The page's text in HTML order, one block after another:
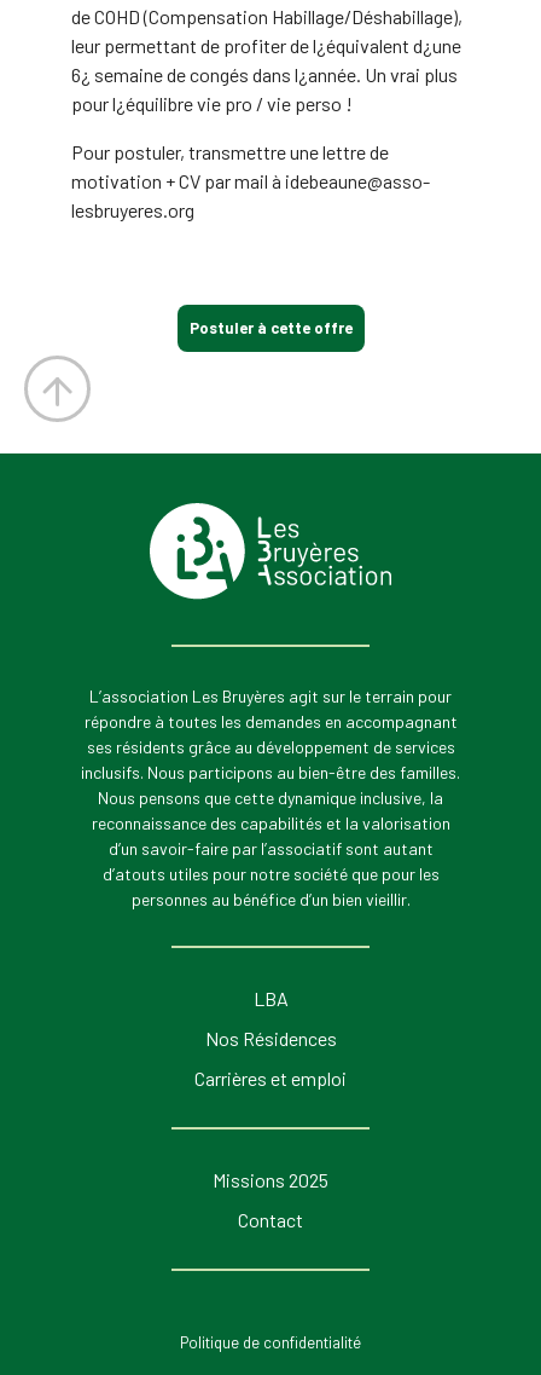
de COHD (Compensation Habillage/Déshabillage),
leur permettant de profiter de l¿équivalent d¿une
6¿ semaine de congés dans l¿année. Un vrai plus
pour l¿équilibre vie pro / vie perso !
Pour postuler, transmettre une lettre de
motivation + CV par mail à idebeaune@asso-
lesbruyeres.org
Postuler à cette offre
L’association Les Bruyères agit sur le terrain pour
répondre à toutes les demandes en accompagnant
ses résidents grâce au développement de services
inclusifs. Nous participons au bien-être des familles.
Nous pensons que cette dynamique inclusive, la
reconnaissance des capabilités et la valorisation
d’un savoir-faire par l’associatif sont autant
d’atouts utiles pour notre société que pour les
personnes au bénéfice d’un bien vieillir.
LBA
Nos Résidences
Carrières et emploi
Missions 2025
Contact
Politique de confidentialité